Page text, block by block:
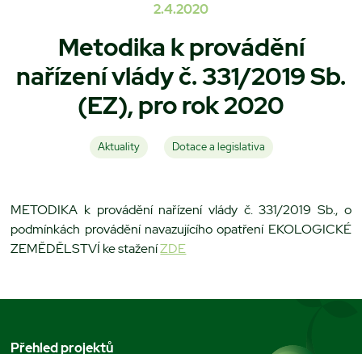
2.4.2020
Metodika k provádění
nařízení vlády č. 331/2019 Sb.
(EZ), pro rok 2020
Aktuality Dotace a legislativa
METODIKA k provádění nařízení vlády č. 331/2019 Sb., o
podmínkách provádění navazujícího opatření EKOLOGICKÉ
ZEMĚDĚLSTVÍ ke staženíZDE
Přehled projektů